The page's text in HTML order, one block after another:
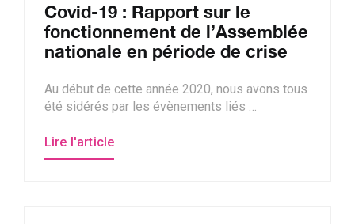
Covid-19 : Rapport sur le
fonctionnement de l’Assemblée
nationale en période de crise
Au début de cette année 2020, nous avons tous
été sidérés par les évènements liés …
Lire l'article